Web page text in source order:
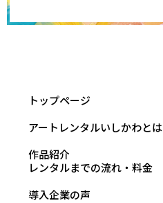
トップページ
アートレンタルいしかわとは
作品紹介
レンタルまでの流れ・料金
導入企業の声